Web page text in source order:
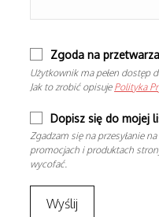
Zgoda na
Użytkownik ma pełen dostęp
Jak to zrobić opisuje Polityka
Dopisz się do mojej
Zgadzam się na przesyłanie
promocjach i produktach
wycofać.